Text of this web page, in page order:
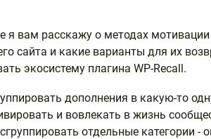
я вам расскажу о методах
сайта и какие варианты для их
экосистему плагина WP-Recall.
дополнения в какую-то
и вовлекать в жизнь
отдельные категории -